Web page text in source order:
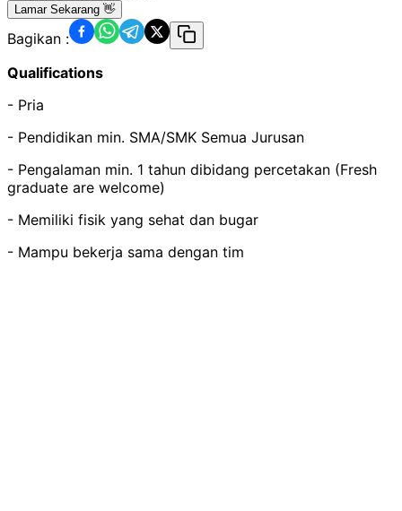
Lamar Sekarang 👋
Bagikan :
Qualifications
- Pria
- Pendidikan min. SMA/SMK Semua Jurusan
- Pengalaman min. 1 tahun dibidang percetakan (Fresh
graduate are welcome)
- Memiliki fisik yang sehat dan bugar
- Mampu bekerja sama dengan tim